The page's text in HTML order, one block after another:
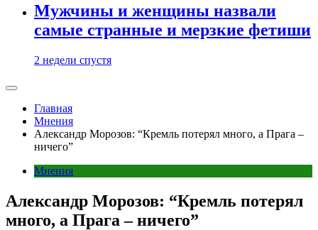
Мужчины и женщины назвали
самые странные и мерзкие фетиши
2 недели спустя
Главная
Мнения
Александр Морозов: “Кремль потерял много, а Прага –
ничего”
Мнения
Александр Морозов: “Кремль потерял
много, а Прага – ничего”